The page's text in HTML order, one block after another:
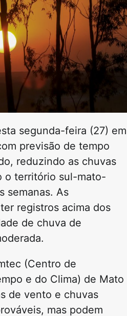
segunda-feira (27) em
previsão de tempo
reduzindo as chuvas
o território sul-mato-
semanas. As
registros acima dos
de chuva de
(Centro de
e do Clima) de Mato
de vento e chuvas
mas podem